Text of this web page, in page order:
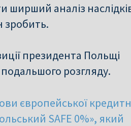
ширший аналіз
зробить.
президента Польщі
розгляду.
європейської
SAFE 0%», який